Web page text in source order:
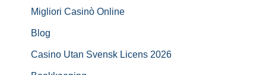
Migliori Casinò Online
Blog
Casino Utan Svensk Licens 2026